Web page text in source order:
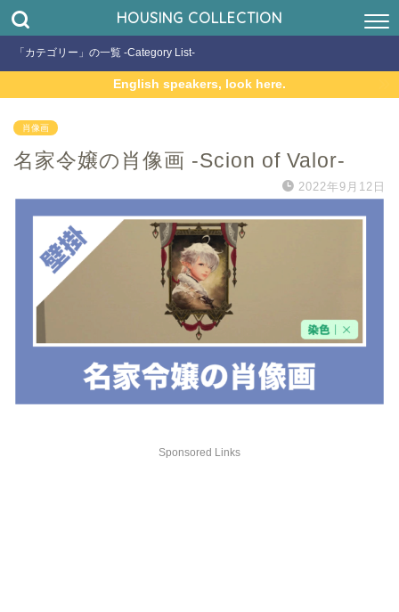
HOUSING COLLECTION
「カテゴリー」の一覧 -Category List-
English speakers, look here.
肖像画
名家令嬢の肖像画 -Scion of Valor-
2022年9月12日
Sponsored Links